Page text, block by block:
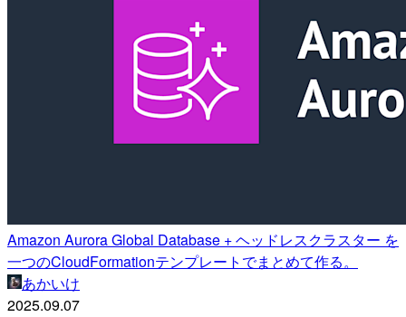
Amazon Aurora Global Database + ヘッドレスクラスター を
一つのCloudFormationテンプレートでまとめて作る。
あかいけ
2025.09.07